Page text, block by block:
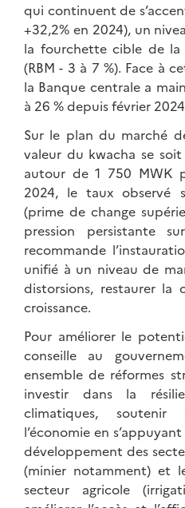
qui continuent de
+32,2% en 2024), un
la fourchette cible de la
(RBM - 3 à 7 %). Face à
la Banque centrale a
à 26 % depuis février
Sur le plan du marché
valeur du kwacha se
autour de 1 750 MWK
2024, le taux observé
(prime de change
pression persistante
recommande
unifié à un niveau de
distorsions, restaurer la
croissance.
Pour améliorer le
conseille au
ensemble de réformes
investir dans la
climatiques,
l’économie en
développement des
(minier notamment) et
secteur agricole